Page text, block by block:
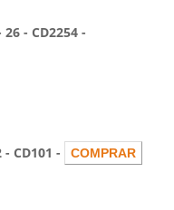
- CD2254 -
CD101 -